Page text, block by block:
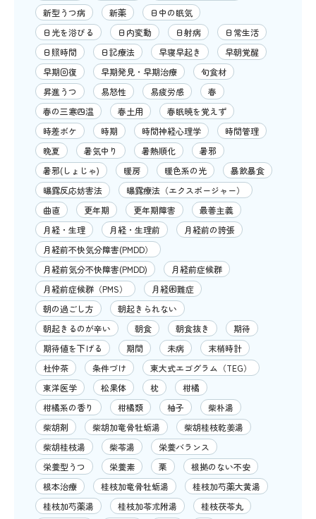
新型うつ病
新薬
日中の眠気
日光を浴びる
日内変動 日射病
日常生活
日照時間
日記療法 早寝早起き
早朝覚醒
早期回復
早期発見・早期治療
旬食材
昇進うつ
易怒性 易疲労感
春
春の三寒四温
春土用
春眠暁を覚えず
時差ボケ
時期 時間神経心理学
時間管理
晩夏
暑気中り 暑熱順化
暑邪
暑邪(しょじゃ)
暖房 暖色系の光
暴飲暴食
曝露反応妨害法
曝露療法（エクスポージャー）
曲直
更年期 更年期障害
最善主義
月経・生理
月経・生理前
月経前の誇張
月経前不快気分障害(PMDD）
月経前気分不快障害(PMDD)
月経前症候群
月経前症候群（PMS）
月経困難症
朝の過ごし方
朝起きられない
朝起きるのが辛い
朝食 朝食抜き
期待
期待値を下げる
期間 未病
末梢時計
杜仲茶
条件づけ
東大式エゴグラム（TEG）
東洋医学
松果体 枕
柑橘
柑橘系の香り
柑橘類 柚子
柴朴湯
柴胡剤
柴胡加竜骨牡蛎湯
柴胡桂枝乾姜湯
柴胡桂枝湯
柴苓湯
栄養バランス
栄養型うつ
栄養素 栗
根拠のない不安
根本治療
桂枝加竜骨牡蛎湯
桂枝加芍薬大黄湯
桂枝加芍薬湯
桂枝加苓朮附湯
桂枝茯苓丸